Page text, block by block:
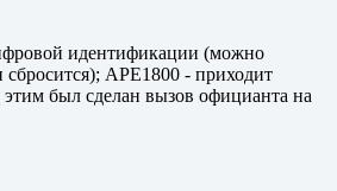
идентификации (можно
APE1800 - приходит
был сделан вызов официанта на